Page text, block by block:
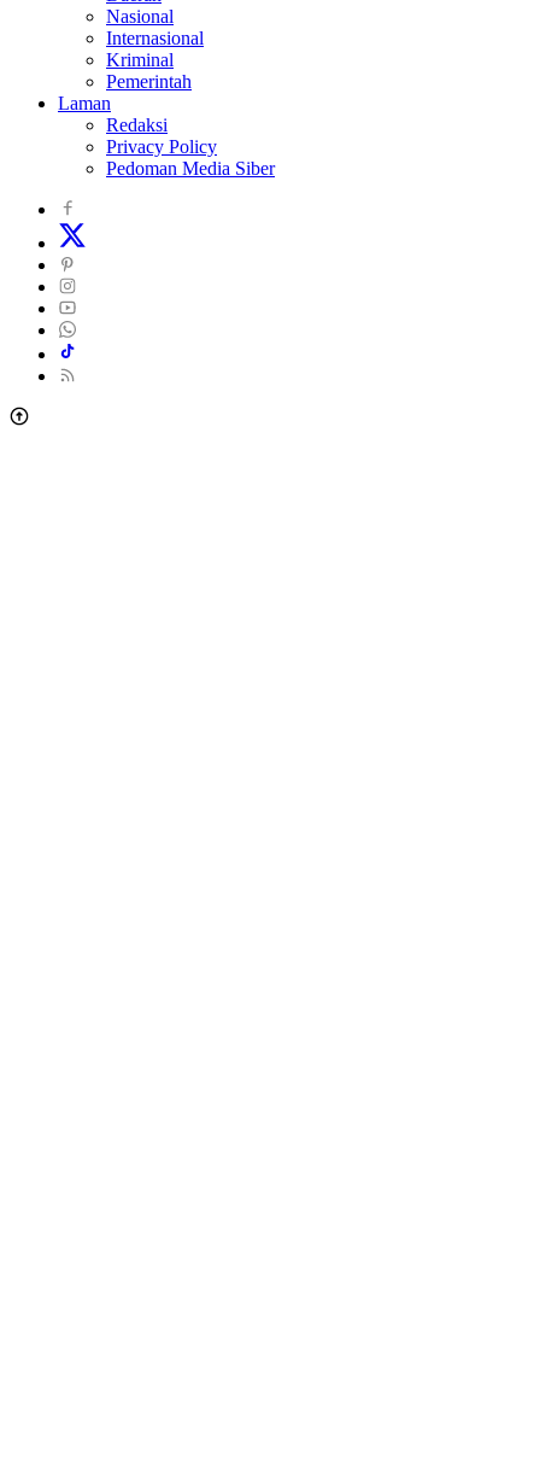
Nasional
Internasional
Kriminal
Pemerintah
Laman
Redaksi
Privacy Policy
Pedoman Media Siber